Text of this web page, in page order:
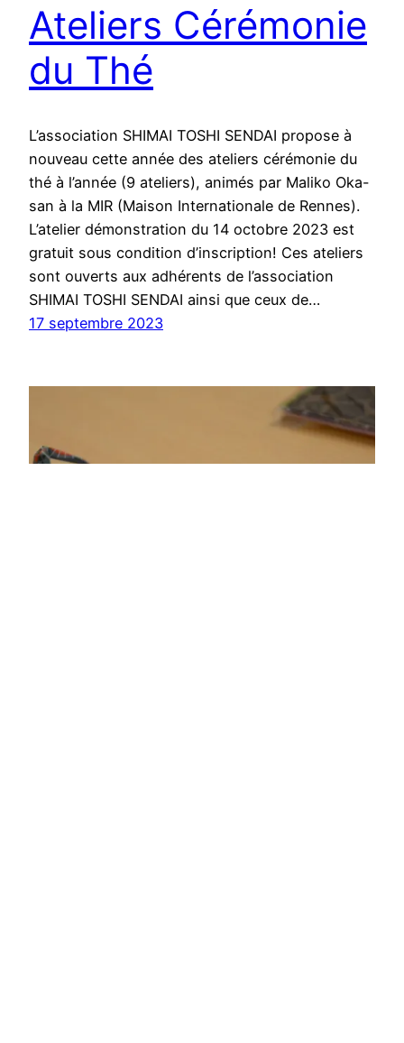
Ateliers Cérémonie
du Thé
L’association SHIMAI TOSHI SENDAI propose à
nouveau cette année des ateliers cérémonie du
thé à l’année (9 ateliers), animés par Maliko Oka-
san à la MIR (Maison Internationale de Rennes).
L’atelier démonstration du 14 octobre 2023 est
gratuit sous condition d’inscription! Ces ateliers
sont ouverts aux adhérents de l’association
SHIMAI TOSHI SENDAI ainsi que ceux de…
17 septembre 2023